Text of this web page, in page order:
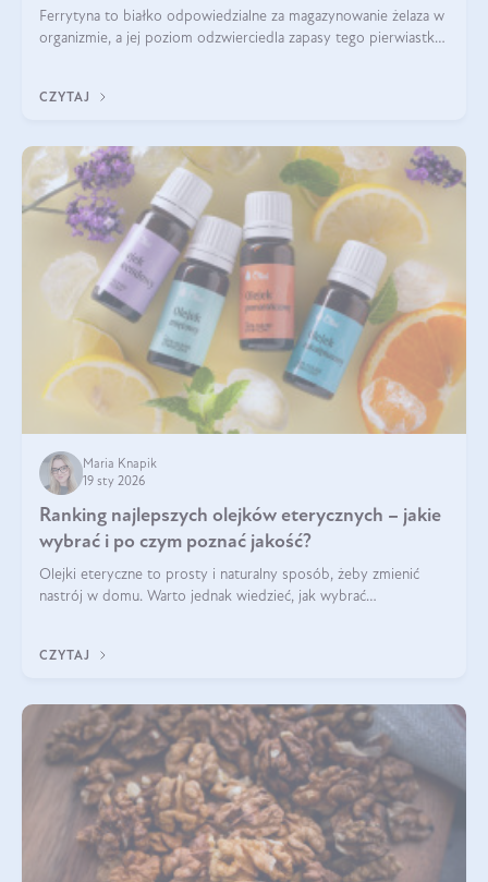
Ferrytyna to białko odpowiedzialne za magazynowanie żelaza w
organizmie, a jej poziom odzwierciedla zapasy tego pierwiastka.
funkcjonowanie (
CZYTAJ
Maria Knapik
19 sty 2026
Ranking najlepszych olejków eterycznych – jakie
wybrać i po czym poznać jakość?
Olejki eteryczne to prosty i naturalny sposób, żeby zmienić
nastrój w domu. Warto jednak wiedzieć, jak wybrać
kryteria wyboru!
CZYTAJ